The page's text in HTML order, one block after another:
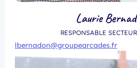
Laurie
RESPONSABLE
lbernadon@groupearcades.fr